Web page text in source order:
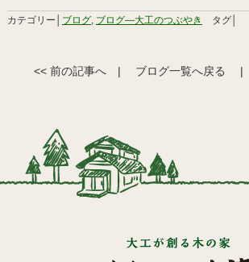
カテゴリー│ ブログ, ブログ―大工のつぶやき タグ│
<< 前の記事へ | ブログ一覧へ戻る |